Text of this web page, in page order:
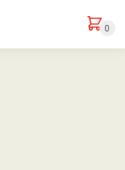
0